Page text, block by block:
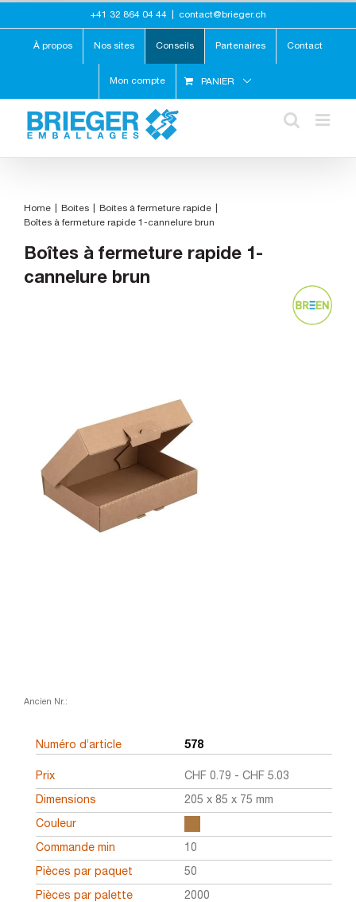
content
+41 32 864 04 44 contact@brieger.ch
À propos Nos sites Conseils Partenaires Contact
Mon compte PANIER
Home Boites
Boites à fermeture rapide
Boîtes à fermeture rapide 1-cannelure brun
Boîtes à fermeture rapide 1-
cannelure brun
Ancien Nr.:
Numéro d’article 578
Prix CHF 0.79 - CHF 5.03
Dimensions 205 x 85 x 75 mm
Couleur
Commande min 10
Pièces par paquet 50
Pièces par palette 2000